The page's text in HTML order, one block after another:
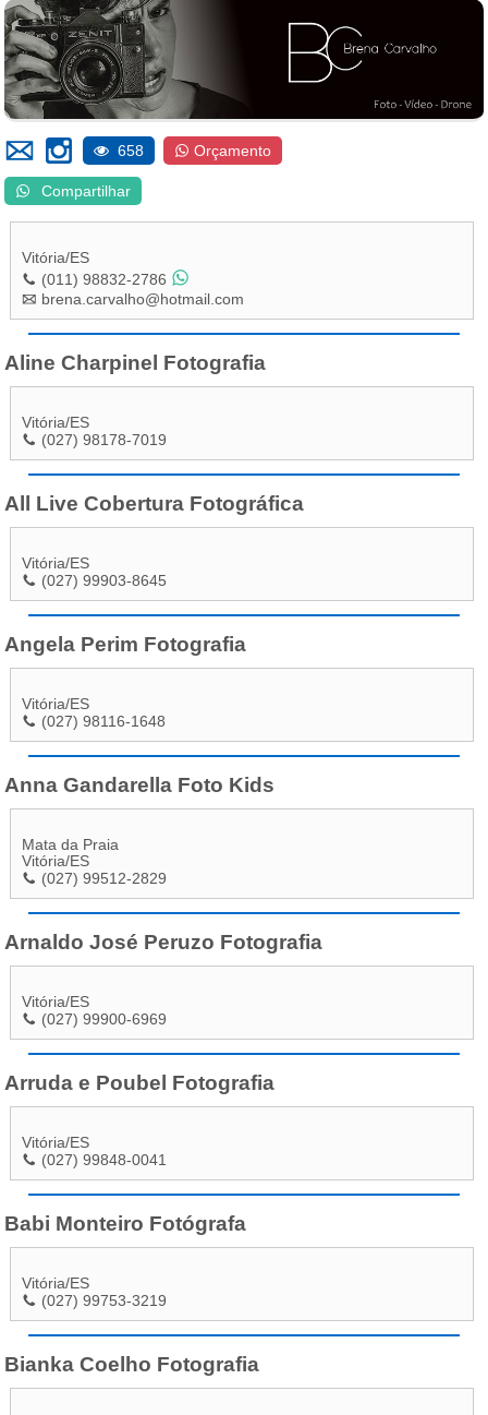
658 Orçamento
Compartilhar
Vitória/ES
(011) 98832-2786
brena.carvalho@hotmail.com
Aline Charpinel Fotografia
Vitória/ES
(027) 98178-7019
All Live Cobertura Fotográfica
Vitória/ES
(027) 99903-8645
Angela Perim Fotografia
Vitória/ES
(027) 98116-1648
Anna Gandarella Foto Kids
Mata da Praia
Vitória/ES
(027) 99512-2829
Arnaldo José Peruzo Fotografia
Vitória/ES
(027) 99900-6969
Arruda e Poubel Fotografia
Vitória/ES
(027) 99848-0041
Babi Monteiro Fotógrafa
Vitória/ES
(027) 99753-3219
Bianka Coelho Fotografia